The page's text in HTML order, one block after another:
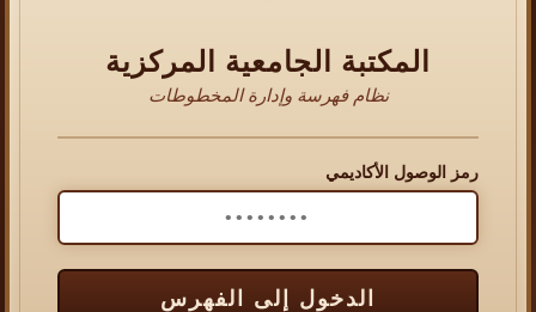
المكتبة الجامعية المركزية
نظام فهرسة وإدارة المخطوطات
رمز الوصول الأكاديمي
الدخول إلى الفهرس